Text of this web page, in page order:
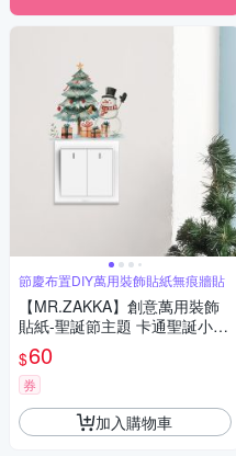
節慶布置DIY萬用裝飾貼紙無痕牆貼
【MR.ZAKKA】創意萬用裝飾
貼紙-聖誕節主題 卡通聖誕小雪
人 節慶布置 DIY可移式壁貼 無
痕壁貼 牆貼
$60
券
加入購物車